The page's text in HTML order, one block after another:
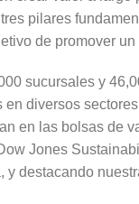
pilares
de promover
sucursales y
diversos
en las bolsas de
Jones
destacando